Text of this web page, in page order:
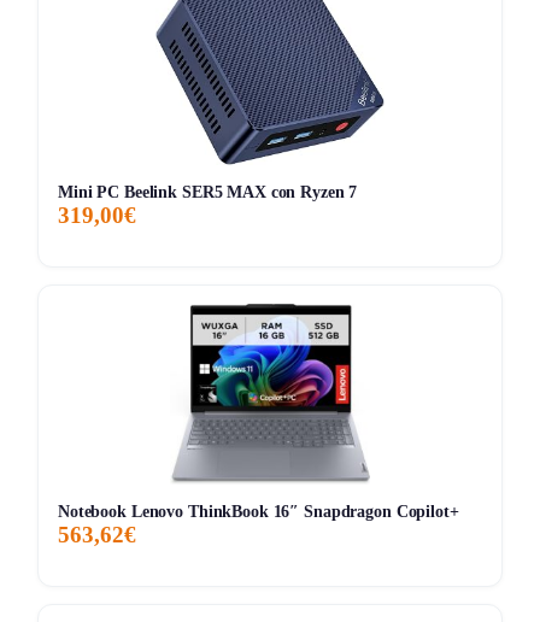
Molti utenti apprezzano la qualità costruttiva e il design del
Nitro V 16, notando come il sistema di raffreddamento a
due ventole mantenga il dispositivo fresco anche durante
lunghe sessioni di gioco. La connessione Wi-Fi 6E e le
porte USB 4 e HDMI 2.1 sono molto apprezzate per la loro
velocità e versatilità. Tuttavia, alcuni utenti hanno segnalato
che il peso del notebook può risultare elevato per chi cerca
elevate e un’esperienza visiva di alta qualità.
Storico Prezzo
237 giorni di monitoraggio
1.099,00€
MINIMO MASSIMO VARIAZIONE
7G 30G
Mini PC Beelink SER5 MAX con Ryzen 7
319,00€
Notebook Lenovo ThinkBook 16″ Snapdragon Copilot+
563,62€